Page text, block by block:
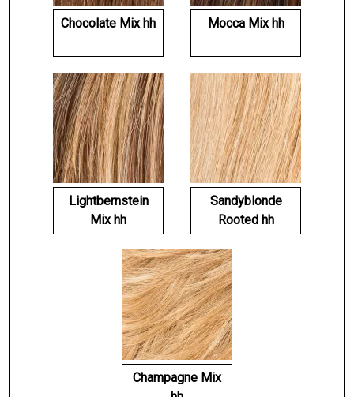
Chocolate Mix hh Mocca Mix hh
Lightbernstein
Mix hh
Sandyblonde
Rooted hh
Champagne Mix